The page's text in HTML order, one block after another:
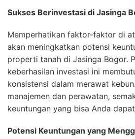
Sukses Berinvestasi di Jasinga
Memperhatikan faktor-faktor di
akan meningkatkan potensi
properti tanah di Jasinga Bogor.
keberhasilan investasi ini
konsistensi dalam merawat
manajemen dan perawatan,
keuntungan yang bisa Anda
Potensi Keuntungan yang